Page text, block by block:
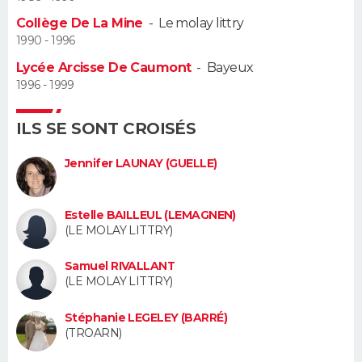
Alimentation
Guide de la santé
Maladies
Médicaments
Sommeil
VOYAGE
Destinations
City break
Voyage nature
Voyage de noces
Forum
Climat
+
PHOTO
GUIDES D'ACHAT
CARTE DE VOEUX
Carte de Noël
Carte Bonne année
Carte Saint-Valentin
Carte Pâques
Carte d'anniversaire
DICTIONNAIRE
Dictionnaire
Biographies
Citations
Expressions
Proverbes
PROGRAMME TV
COPAINS D'AVANT
S'inscrire
Se connecter
Lycées
Collèges
Primaires
Universités
Entreprises
Service militaire
Avis de recherche
AVIS DE DÉCÈS
Collège De La Mine - Le molay littry
1990 - 1996
Lycée Arcisse De Caumont- Bayeux
1996 - 1999
ILS SE SONT CROISÉS
Jennifer LAUNAY (GUELLE)
Estelle BAILLEUL (LEMAGNEN)
(LE MOLAY LITTRY)
Samuel RIVALLANT
(LE MOLAY LITTRY)
Stéphanie LEGELEY (BARRÉ)
(TROARN)